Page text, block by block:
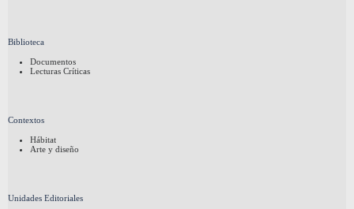
Biblioteca
Documentos
Lecturas Críticas
Contextos
Hábitat
Arte y diseño
Unidades Editoriales